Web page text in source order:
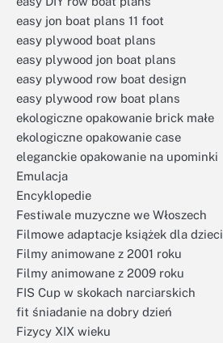
easy jon boat plans 11 foot
easy plywood boat plans
easy plywood jon boat plans
easy plywood row boat design
easy plywood row boat plans
ekologiczne opakowanie brick małe
ekologiczne opakowanie case
eleganckie opakowanie na upominki
Emulacja
Encyklopedie
Festiwale muzyczne we Włoszech
Filmowe adaptacje książek dla dzieci
Filmy animowane z 2001 roku
Filmy animowane z 2009 roku
FIS Cup w skokach narciarskich
fit śniadanie na dobry dzień
Fizycy XIX wieku